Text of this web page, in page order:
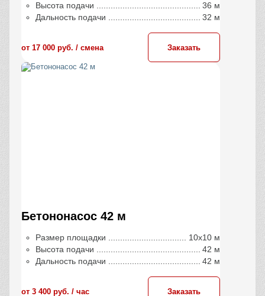
Высота подачи
36 м
Дальность подачи
32 м
от 17 000 руб. / сменa Заказать
Бетононасос 42 м
Размер площадки
10х10 м
Высота подачи
42 м
Дальность подачи
42 м
от 3 400 руб. / час Заказать